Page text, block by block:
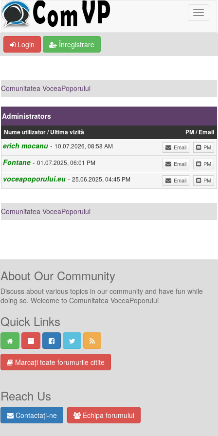
Login Înregistrare
Comunitatea VoceaPoporului
Administrators
Nume utilizator / Ultima vizită PM / Email
erich mocanu - 10.07.2026, 08:58 AM Email PM
Fontane -01.07.2025, 06:01 PM Email PM
voceapoporului.eu -25.06.2025, 04:45 PM Email PM
Comunitatea VoceaPoporului
About Our Community
Discuss about various topics in our community and have fun while
doing so. Welcome to Comunitatea VoceaPoporului
Quick Links
Marcați toate forumurile citite
Reach Us
Contactați-ne Echipa forumului